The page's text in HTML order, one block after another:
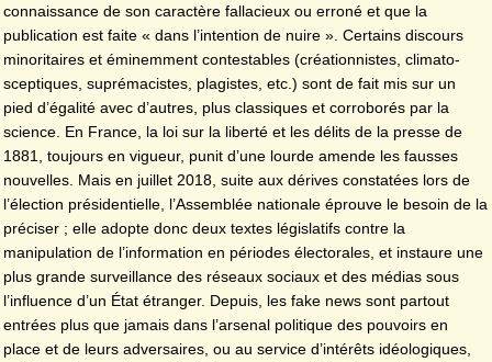
connaissance de son caractère fallacieux ou erroné et que la
publication est faite « dans l’intention de nuire ». Certains discours
minoritaires et éminemment contestables (créationnistes, climato-
sceptiques, suprémacistes, plagistes, etc.) sont de fait mis sur un
pied d’égalité avec d’autres, plus classiques et corroborés par la
science. En France, la loi sur la liberté et les délits de la presse de
1881, toujours en vigueur, punit d’une lourde amende les fausses
nouvelles. Mais en juillet 2018, suite aux dérives constatées lors de
l’élection présidentielle, l’Assemblée nationale éprouve le besoin de la
préciser ; elle adopte donc deux textes législatifs contre la
manipulation de l’information en périodes électorales, et instaure une
plus grande surveillance des réseaux sociaux et des médias sous
l’influence d’un État étranger. Depuis, les fake news sont partout
entrées plus que jamais dans l’arsenal politique des pouvoirs en
place et de leurs adversaires, ou au service d’intérêts idéologiques,